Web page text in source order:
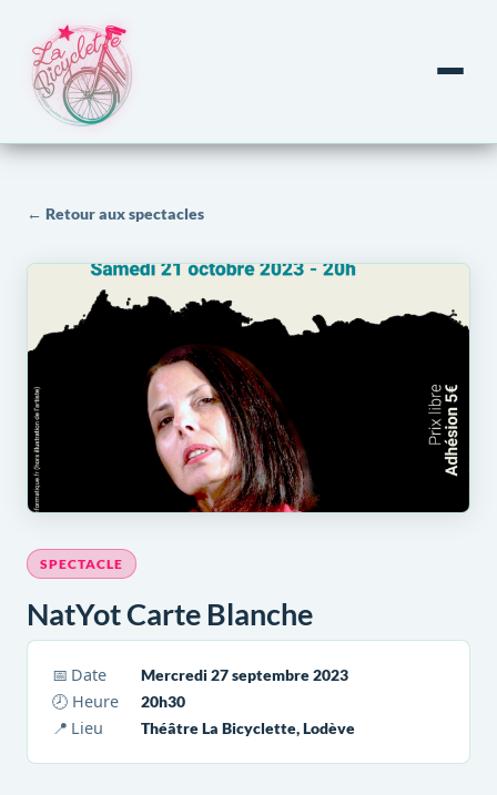
← Retour aux spectacles
SPECTACLE
NatYot Carte Blanche
📅 Date
Mercredi 27 septembre 2023
🕗 Heure
20h30
📍 Lieu
Théâtre La Bicyclette, Lodève